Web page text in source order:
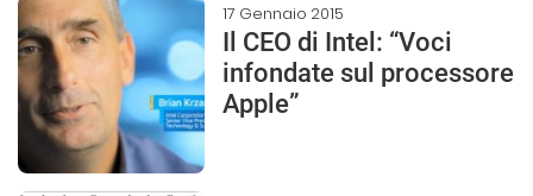
17 Gennaio 2015
Il CEO di Intel: “Voci
infondate sul processore
Apple”